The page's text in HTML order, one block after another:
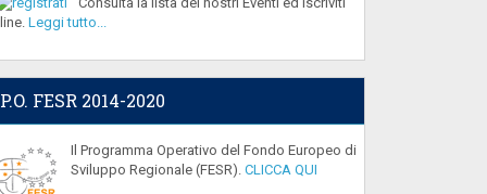
Leggi tutto...
P.O. FESR 2014-2020
Il Programma Operativo del Fondo Europeo di
Sviluppo Regionale (FESR).CLICCA QUI